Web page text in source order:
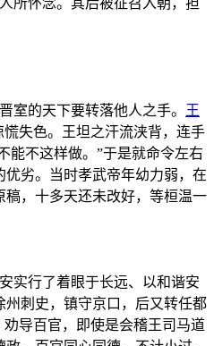
室的天下要转落他人之手。
王
失色。王坦之汗流浃背，连手
能不这样做。”于是就命令左右
劣。当时孝武帝年幼力弱，在
，十多天还未改好，等桓温一
实行了着眼于长远、以和谐安
刺史，镇守京口，后又转任都
导百官，即使是会稽王司马道